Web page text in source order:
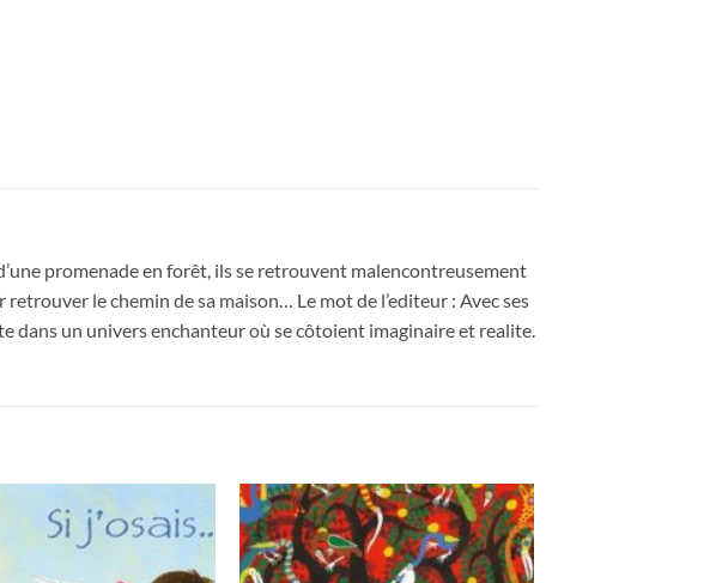
promenade en forêt, ils se retrouvent malencontreusement
le chemin de sa maison… Le mot de l’editeur : Avec ses
dans un univers enchanteur où se côtoient imaginaire et realite.